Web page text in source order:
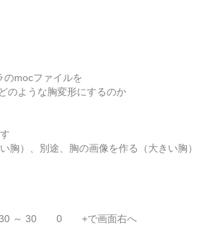
のmocファイルを
のような胸変形にするのか
胸）、別途、胸の画像を作る（大きい胸）
-30 ～ 30 0 +で画面右へ